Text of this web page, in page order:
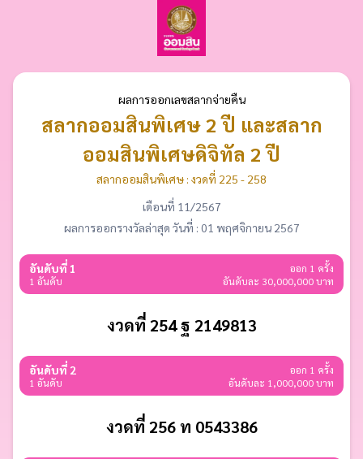
ผลการออกเลขสลากจ่ายคืน
สลากออมสินพิเศษ 2 ปี และสลาก
ออมสินพิเศษดิจิทัล 2 ปี
สลากออมสินพิเศษ : งวดที่ 225 - 258
เดือนที่ 11/2567
ผลการออกรางวัลล่าสุด วันที่ : 01 พฤศจิกายน 2567
อันดับที่ 1
ออก 1 ครั้ง
1 อันดับ
อันดับละ 30,000,000 บาท
งวดที่ 254 ฐ 2149813
อันดับที่ 2
ออก 1 ครั้ง
1 อันดับ
อันดับละ 1,000,000 บาท
งวดที่ 256 ท 0543386